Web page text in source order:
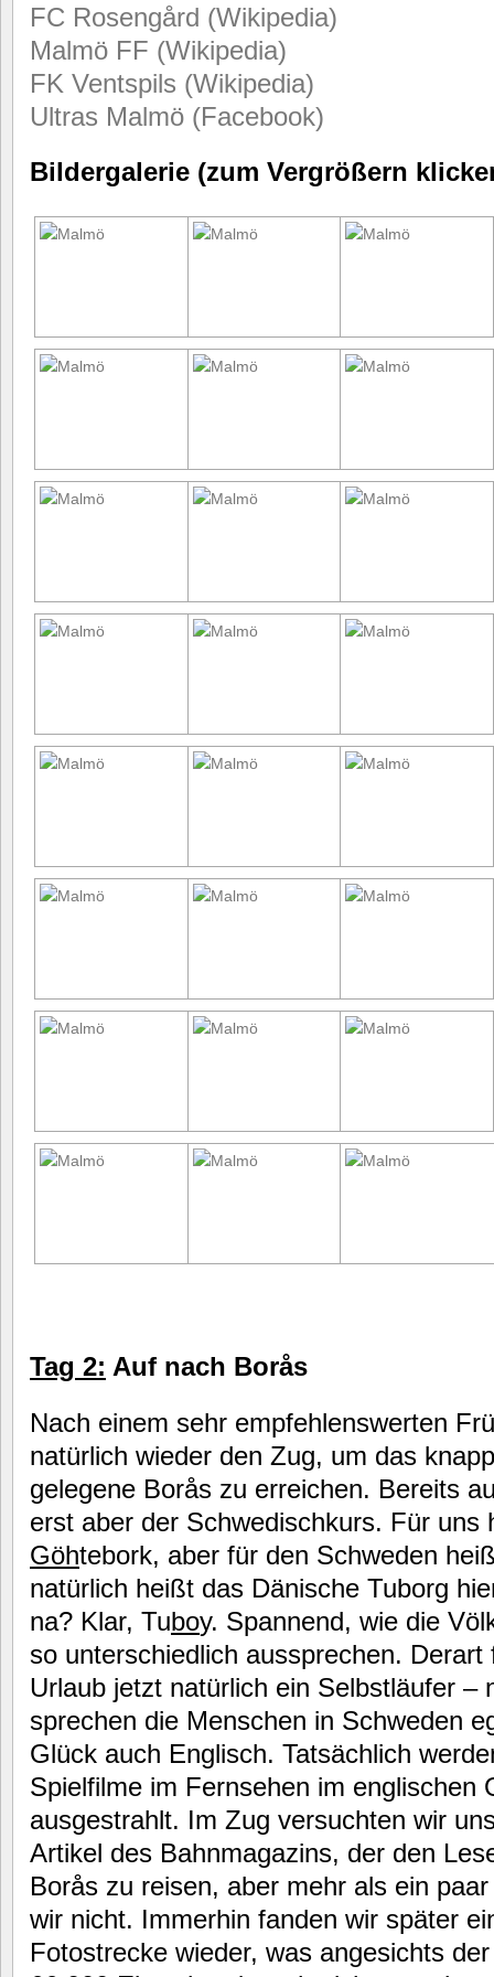
FC Rosengård (Wikipedia)
Malmö FF (Wikipedia)
FK Ventspils (Wikipedia)
Ultras Malmö (Facebook)
Bildergalerie (zum Vergrößern
Tag 2: Auf nach Borås
Nach einem sehr empfehlenswerten
natürlich wieder den Zug, um das
gelegene Borås zu erreichen. Bereits
erst aber der Schwedischkurs. Für uns
Göhtebork, aber für den Schweden
natürlich heißt das Dänische Tuborg
na? Klar, Tuboy. Spannend, wie die
so unterschiedlich aussprechen.
Urlaub jetzt natürlich ein Selbstläufer –
sprechen die Menschen in Schweden
Glück auch Englisch. Tatsächlich
Spielfilme im Fernsehen im englischen
ausgestrahlt. Im Zug versuchten wir
Artikel des Bahnmagazins, der den
Borås zu reisen, aber mehr als ein
wir nicht. Immerhin fanden wir später
Fotostrecke wieder, was angesichts